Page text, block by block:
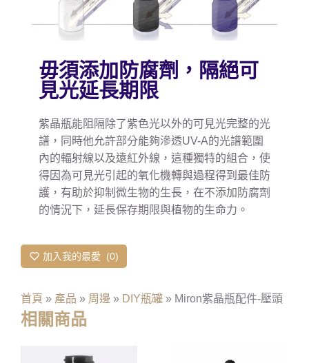
毋須添加防腐劑，隔絕可
見光延長期限
紫晶瓶能阻隔除了紫色光以外的可見光完整的光
譜，同時他允許部分能夠滲透UV-A的光譜範圍
內的輻射線以及遠紅外線，這種獨特的組合，使
得因為可見光引起的氧化機轉與過程得到最佳防
護，有助於抑制微生物的生長，在不添加防腐劑
的情況下，延長保存期限與植物的生命力。
加入我的最愛 0
首頁 » 產品 » 周邊 » DIY瓶罐 » Miron紫晶瓶配件-壓頭
相關商品